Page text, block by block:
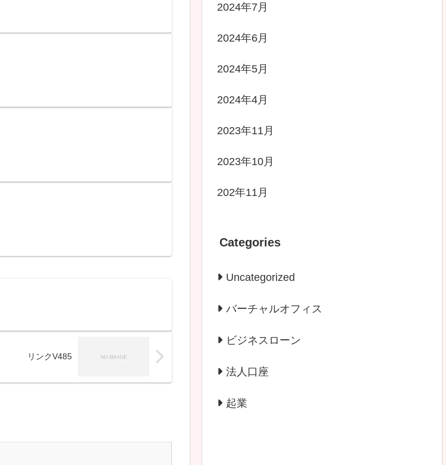
リンクV485
2024年7月
2024年6月
2024年5月
2024年4月
2023年11月
2023年10月
202年11月
Categories
Uncategorized
バーチャルオフィス
ビジネスローン
法人口座
起業